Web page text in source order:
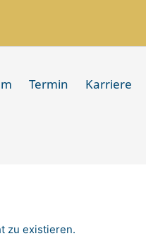
Termin Karriere
zu existieren.